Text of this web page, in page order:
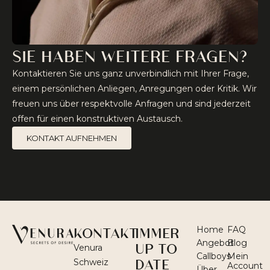
SIE HABEN WEITERE FRAGEN?
Kontaktieren Sie uns ganz unverbindlich mit Ihrer Frage,
einem persönlichen Anliegen, Anregungen oder Kritik. Wir
freuen uns über respektvolle Anfragen und sind jederzeit
offen für einen konstruktiven Austausch.
KONTAKT AUFNEHMEN
Home
Angebot
Callboys
FAQ
Blog
Mein
Account
KONTAKT
Venura
Schweiz
IMMER
UP TO
DATE